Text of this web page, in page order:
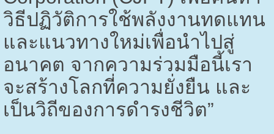
วิธีปฏิวัติการใช้พลังงานทดแทน
และแนวทางใหม่เพื่อนำไปสู่
อนาคต จากความร่วมมือนี้เรา
จะสร้างโลกที่ความยั่งยืน และ
เป็นวิถีของการดำรงชีวิต”